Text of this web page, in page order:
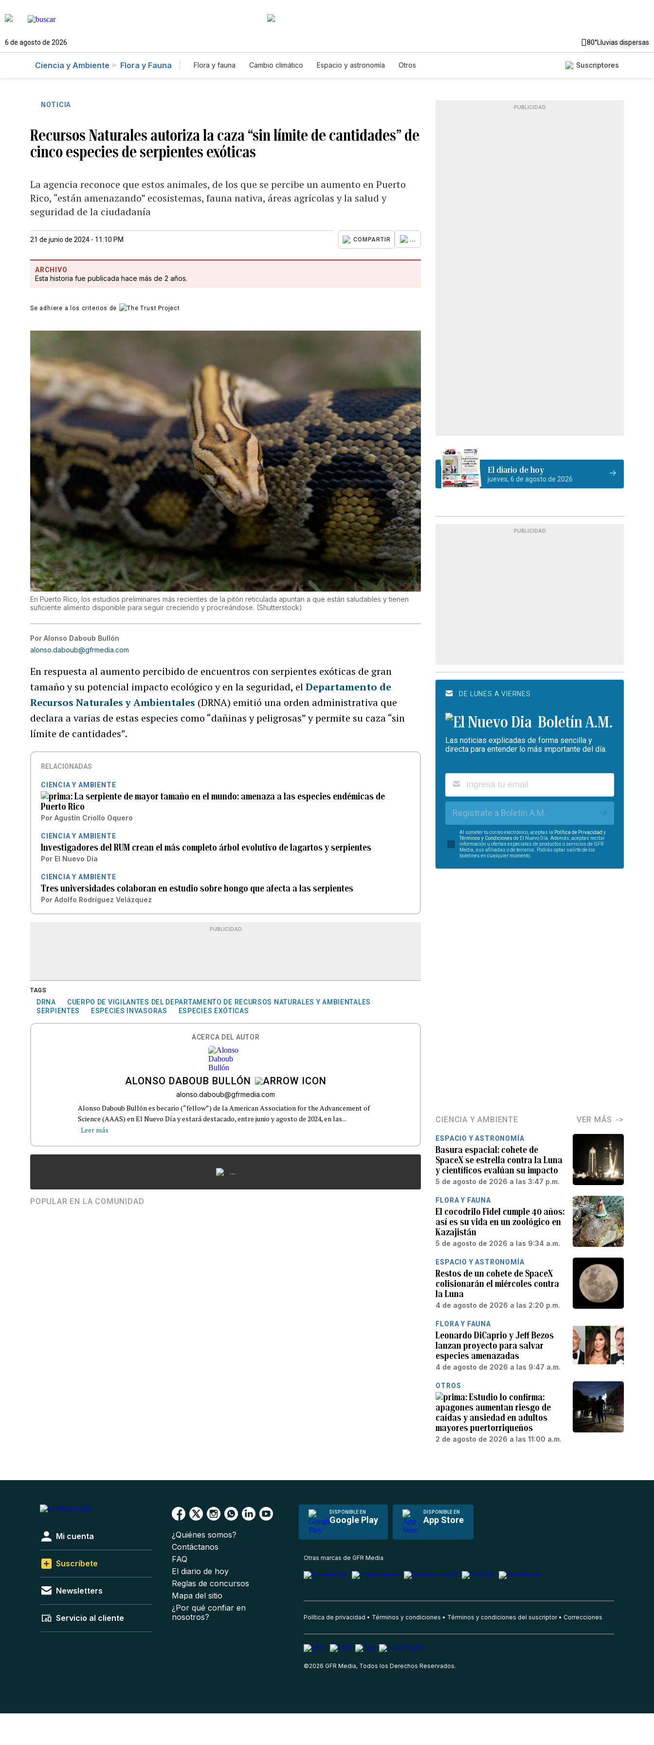
6 de agosto de 2026 80°Lluvias dispersas
Ciencia y Ambiente Flora y Fauna Flora y fauna Cambio climático Espacio y astronomía Otros Suscriptores
NOTICIA
Recursos Naturales autoriza la caza “sin límite de cantidades” de
cinco especies de serpientes exóticas
La agencia reconoce que estos animales, de los que se percibe un aumento en Puerto
Rico, “están amenazando” ecosistemas, fauna nativa, áreas agrícolas y la salud y
seguridad de la ciudadanía
21 de junio de 2024 - 11:10 PM COMPARTIR ...
ARCHIVO
Esta historia fue publicada hace más de 2 años.
Se adhiere a los criterios de
En Puerto Rico, los estudios preliminares más recientes de la pitón reticulada apuntan a que están saludables y tienen
suficiente alimento disponible para seguir creciendo y procreándose. (Shutterstock)
Por Alonso Daboub Bullón
alonso.daboub@gfrmedia.com
En respuesta al aumento percibido de encuentros con serpientes exóticas de gran
tamaño y su potencial impacto ecológico y en la seguridad, elDepartamento de
Recursos Naturales y Ambientales (DRNA) emitió una orden administrativa que
declara a varias de estas especies como “dañinas y peligrosas” y permite su caza “sin
límite de cantidades”.
RELACIONADAS
CIENCIA Y AMBIENTE
La serpiente de mayor tamaño en el mundo: amenaza a las especies endémicas de
Puerto Rico
Por Agustín Criollo Oquero
CIENCIA Y AMBIENTE
Investigadores del RUM crean el más completo árbol evolutivo de lagartos y serpientes
Por El Nuevo Día
CIENCIA Y AMBIENTE
Tres universidades colaboran en estudio sobre hongo que afecta a las serpientes
Por Adolfo Rodríguez Velázquez
PUBLICIDAD
TAGS
DRNA
CUERPO DE VIGILANTES DEL DEPARTAMENTO DE RECURSOS NATURALES Y AMBIENTALES
SERPIENTES
ESPECIES INVASORAS ESPECIES EXÓTICAS
ACERCA DEL AUTOR
ALONSO DABOUB BULLÓN
alonso.daboub@gfrmedia.com
Alonso Daboub Bullón es becario (“fellow”) de la American Association for the Advancement of
Science (AAAS) en El Nuevo Día y estará destacado, entre junio y agosto de 2024, en las...
Leer más
...
POPULAR EN LA COMUNIDAD
PUBLICIDAD
El diario de hoy
jueves, 6 de agosto de 2026
PUBLICIDAD
DE LUNES A VIERNES
Boletín A.M.
Las noticias explicadas de forma sencilla y
directa para entender lo más importante del día.
Regístrate a Boletín A.M.
Al someter tu correo electrónico, aceptas la Política de Privacidad y
Términos y Condiciones de El Nuevo Día. Además, aceptas recibir
información u ofertas especiales de productos o servicios de GFR
Media, sus afiliadas o de terceros. Podrás optar salirte de los
boletines en cualquier momento.
CIENCIA Y AMBIENTE VER MÁS
ESPACIO Y ASTRONOMÍA
Basura espacial: cohete de
SpaceX se estrella contra la Luna
y científicos evalúan su impacto
5 de agosto de 2026 a las 3:47 p.m.
FLORA Y FAUNA
El cocodrilo Fidel cumple 40 años:
así es su vida en un zoológico en
Kazajistán
5 de agosto de 2026 a las 9:34 a.m.
ESPACIO Y ASTRONOMÍA
Restos de un cohete de SpaceX
colisionarán el miércoles contra
la Luna
4 de agosto de 2026 a las 2:20 p.m.
FLORA Y FAUNA
Leonardo DiCaprio y Jeff Bezos
lanzan proyecto para salvar
especies amenazadas
4 de agosto de 2026 a las 9:47 a.m.
OTROS
Estudio lo confirma:
apagones aumentan riesgo de
caídas y ansiedad en adultos
mayores puertorriqueños
2 de agosto de 2026 a las 11:00 a.m.
DISPONIBLE EN
Google Play
DISPONIBLE EN
App Store
Mi cuenta
Suscríbete
Newsletters
Servicio al cliente
¿Quiénes somos?
Contáctanos
FAQ
El diario de hoy
Reglas de concursos
Mapa del sitio
¿Por qué confiar en
nosotros?
Otras marcas de GFR Media
Política de privacidad Términos y condiciones Términos y condiciones del suscriptor Correcciones
©2026 GFR Media, Todos los Derechos Reservados.